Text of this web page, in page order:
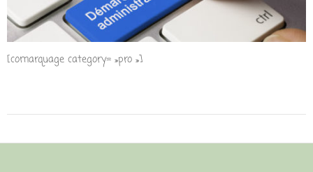
[comarquage category= »pro »]